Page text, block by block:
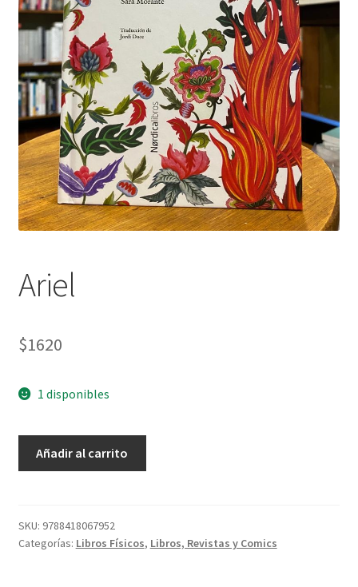
Ariel
$1620
1 disponibles
Añadir al carrito
SKU: 9788418067952
Categorías: Libros Físicos, Libros, Revistas y Comics